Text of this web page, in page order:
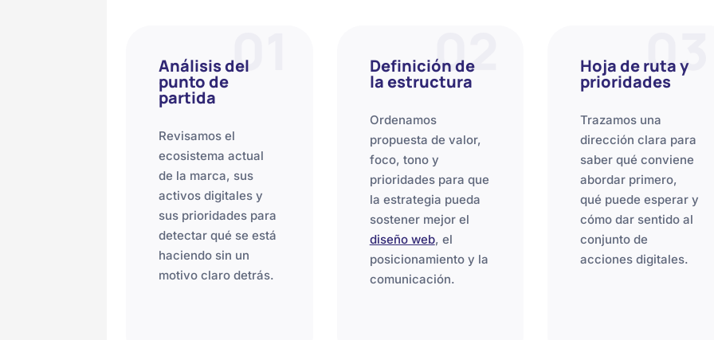
01
Análisis del
punto de
partida
Revisamos el
ecosistema actual
de la marca, sus
activos digitales y
sus prioridades para
detectar qué se está
haciendo sin un
motivo claro detrás.
02
Definición de
la estructura
Ordenamos
propuesta de valor,
foco, tono y
prioridades para que
la estrategia pueda
sostener mejor el
diseño web, el
posicionamiento y la
comunicación.
03
Hoja de ruta y
prioridades
Trazamos una
dirección clara para
saber qué conviene
abordar primero,
qué puede esperar y
cómo dar sentido al
conjunto de
acciones digitales.